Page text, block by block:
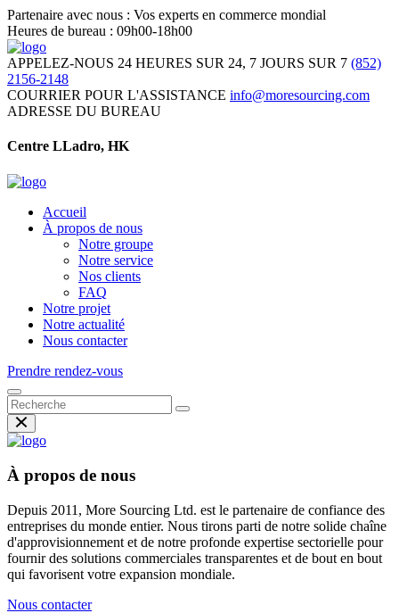
Partenaire avec nous : Vos experts en commerce mondial
Heures de bureau : 09h00-18h00
APPELEZ-NOUS 24 HEURES SUR 24, 7 JOURS SUR 7 (852)
2156-2148
COURRIER POUR L'ASSISTANCE info@moresourcing.com
ADRESSE DU BUREAU
Centre LLadro, HK
Accueil
À propos de nous
Notre groupe
Notre service
Nos clients
FAQ
Notre projet
Notre actualité
Nous contacter
Prendre rendez-vous
À propos de nous
Depuis 2011, More Sourcing Ltd. est le partenaire de confiance des
entreprises du monde entier. Nous tirons parti de notre solide chaîne
d'approvisionnement et de notre profonde expertise sectorielle pour
fournir des solutions commerciales transparentes et de bout en bout
qui favorisent votre expansion mondiale.
Nous contacter